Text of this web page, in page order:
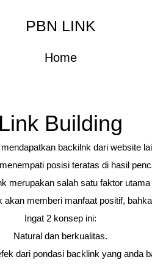
PBN LINK
Home
Link Building
backilnk dari website
posisi teratas di hasil
merupakan salah satu faktor
memberi manfaat positif,
Ingat 2 konsep ini:
Natural dan berkualitas.
dari pondasi backlink yang anda